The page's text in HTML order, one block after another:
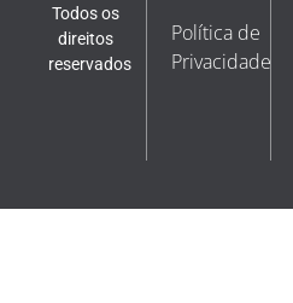
Todos os
direitos
reservados
Política de
Privacidade